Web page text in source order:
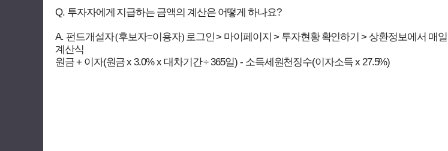
Q. 투자자에게 지급하는 금액의 계산은 어떻게 하나요?
A. 펀드개설자 (후보자=이용자) 로그인> 마이페이지 > 투자현황 확인하기> 상환정보에서 매
계산식
원금+ 이자(원금x 3.0% x 대차기간÷ 365일) - 소득세원천징수(이자소득x 27.5%)